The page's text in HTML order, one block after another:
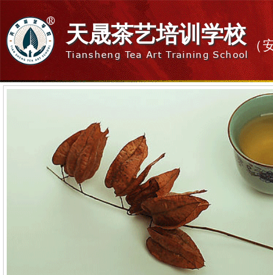
天晟茶艺培训学校
Tiansheng Tea Art Training School
（